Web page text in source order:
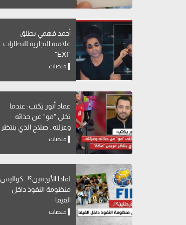
أحمد فهمي يطلق
علامته التجارية للنظارات
"EXI"
منصات
عماد أنور يكتب: عندما
تخلى "مو" عن حذائه
وعزلته.. صلاح الذي ينتظر
عريس "مكة"
منصات
لماذا الأرجنتين؟!.. كواليس
منظومة النفوذ داخل
الفيفا
منصات